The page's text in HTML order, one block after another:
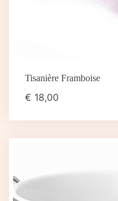
Tisanière Framboise
€ 18,00